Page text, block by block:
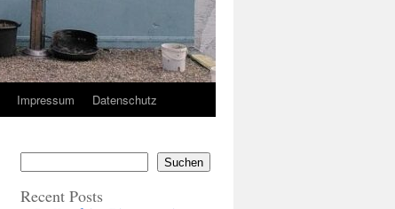
Impressum Datenschutz
Suchen
Recent Posts